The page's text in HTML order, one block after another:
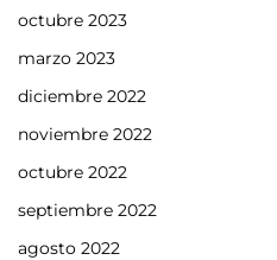
octubre 2023
marzo 2023
diciembre 2022
noviembre 2022
octubre 2022
septiembre 2022
agosto 2022